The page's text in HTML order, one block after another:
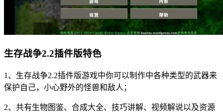
生存战争2.2插件版特色
1、生存战争2.2插件版游戏中你可以制作中各种类型的武器来
保护自己，小心野外的怪兽和敌人；
2、共有生物图鉴、合成大全、技巧讲解、视频解说以及资源